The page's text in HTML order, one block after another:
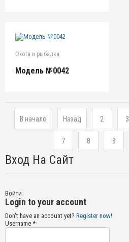
Охота и рыбалка
Модель №0042
В начало Назад 2 3
7 8 9
Вход На Сайт
Войти
Login to your account
Don't have an account yet? Register now!
Username *